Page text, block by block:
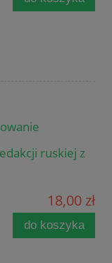
ruskiej z
18,00 zł
do koszyka